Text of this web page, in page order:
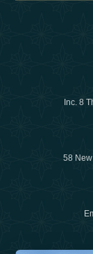
Inc. 8
58